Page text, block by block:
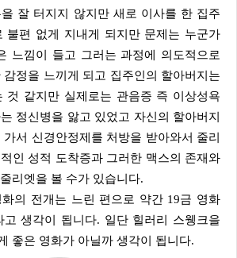
잘 터지지 않지만 새로 이사를 한 집주
불편 없게 지내게 되지만 문제는 누군가
느낌이 들고 그러는 과정에 의도적으로
정을 느끼게 되고 집주인의 할아버지는
것 같지만 실제로는 관음증 즉 이상성욕
정신병을 앓고 있었고 자신의 할아버지
서 신경안정제를 처방을 받아와서 줄리
인 성적 도착증과 그러한 맥스의 존재와
리엣을 볼 수가 있습니다.
고 생각이 됩니다. 일단 힐러리 스웽크을
좋은 영화가 아닐까 생각이 됩니다.